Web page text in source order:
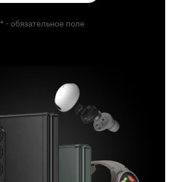
* - обязательное поле